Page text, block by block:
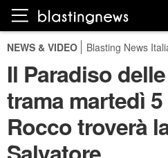
NEWS & VIDEO Blasting News
Il Paradiso
trama martedì
Rocco troverà